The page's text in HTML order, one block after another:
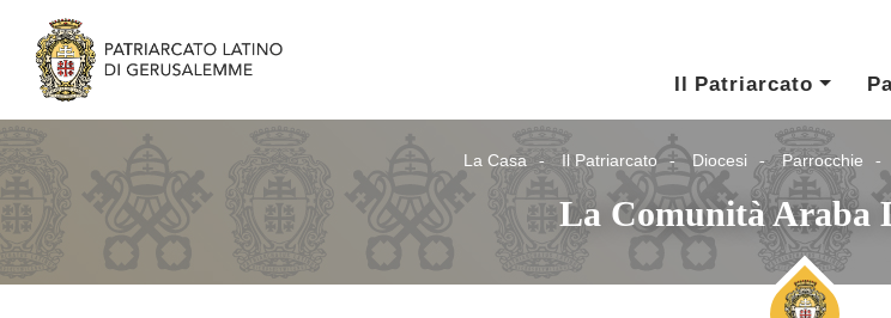
Il Patriarcato
La Casa Il Patriarcato Diocesi Parrocchie
La Comunità Araba